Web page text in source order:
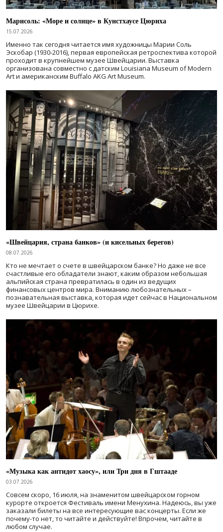
Марисоль: «Море и солнце» в Кунстхаусе Цюриха
15.07.2026
Именно так сегодня читается имя художницы Марии Соль
Эскобар (1930-2016), первая европейская ретроспектива которой
проходит в крупнейшем музее Швейцарии. Выставка
организована совместно с датским Louisiana Museum of Modern
Art и американским Buffalo AKG Art Museum.
«Швейцария, страна банков» (и кисельных берегов)
08.07.2026
Кто не мечтает о счете в швейцарском банке? Но даже не все
счастливые его обладатели знают, каким образом небольшая
альпийская страна превратилась в один из ведущих
финансовых центров мира. Вниманию любознательных –
познавательная выставка, которая идет сейчас в Национальном
музее Швейцарии в Цюрихе.
«Музыка как антидот хаосу», или Три дня в Гштааде
03.07.2026
Совсем скоро, 16 июля, на знаменитом швейцарском горном
курорте откроется Фестиваль имени Менухина. Надеюсь, вы уже
заказали билеты на все интересующие вас концерты. Если же
почему-то нет, то читайте и действуйте! Впрочем, читайте в
любом случае.